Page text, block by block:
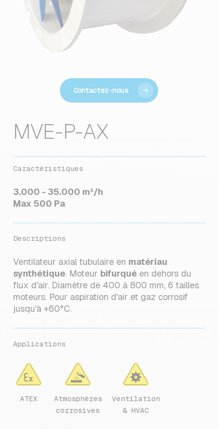
Contactez-nous
MVE-P-AX
Caractéristiques
3.000 - 35.000 m³/h
Max 500 Pa
Descriptions
Ventilateur axial tubulaire en matériau
synthétique. Moteur bifurquéen dehors du
flux d'air. Diamètre de 400 à 800 mm, 6 tailles
moteurs. Pour aspiration d'air et gaz corrosif
jusqu'à +60°C.
Applications
ATEX
Atmosphères
corrosives
Ventilation
& HVAC